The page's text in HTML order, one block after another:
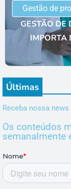
Gestão de
GESTÃO DE
IMPORTA
Últimas
Receba nossa news
Os conteúdos
semanalmente